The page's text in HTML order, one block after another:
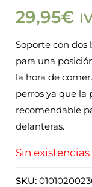
29,95€
Soporte con dos
para una
la hora de
perros ya que la
recomendable
delanteras.
Sin existencias
SKU: